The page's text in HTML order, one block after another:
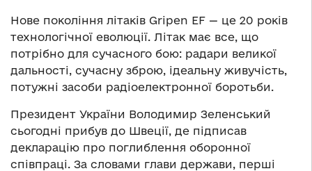
Нове покоління літаків Gripen EF — це 20 років
технологічної еволюції. Літак має все, що
потрібно для сучасного бою: радари великої
дальності, сучасну зброю, ідеальну живучість,
потужні засоби радіоелектронної боротьби.
Президент України Володимир Зеленський
сьогодні прибув до Швеції, де підписав
декларацію про поглиблення оборонної
співпраці. За словами глави держави, перші